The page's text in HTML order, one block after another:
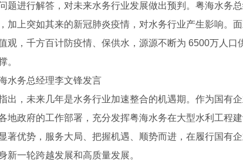
题进行解答，对未来水务行业发展做出预判。粤海水务
加上突如其来的新冠肺炎疫情，对水务行业产生影响。
观，千方百计防疫情、保供水，源源不断为 6500万人
。
水务总经理李文锋发言
出，未来几年是水务行业加速整合的机遇期。作为国有
地政府的工作部署，充分发挥粤海水务在大型水利工程
著优势，服务大局、把握机遇、顺势而进，在履行国有
新一轮跨越发展和高质量发展。